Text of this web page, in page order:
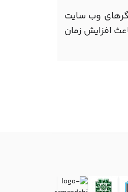
وب سایت
افزایش زمان